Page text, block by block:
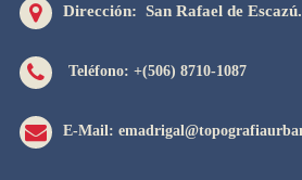
Dirección: San Rafael de Escazú.
Teléfono: +(506) 8710-1087
E-Mail: